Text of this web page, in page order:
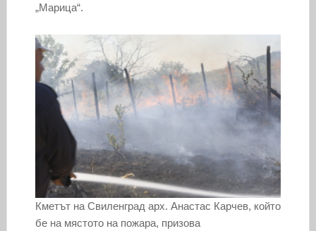
„Марица“.
Кметът на Свиленград арх. Анастас Карчев, който
бе на мястото на пожара, призова